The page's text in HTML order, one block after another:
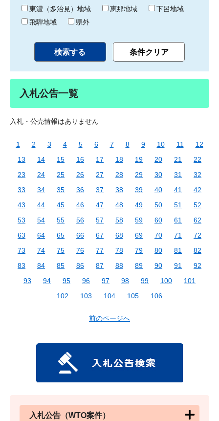
東濃（多治見）地域
恵那地域
下呂地域
飛騨地域
県外
入札公告一覧
入札・公売情報はありません
1 2 3 4 5 6 7 8 9 10 11
12
13
14 15 16 17 18 19 20 21
22
23
24 25 26 27 28 29 30 31
32
33
34 35 36 37 38 39 40 41
42
43
44 45 46 47 48 49 50 51
52
53
54 55 56 57 58 59 60 61
62
63
64 65 66 67 68 69 70 71
72
73
74 75 76 77 78 79 80 81
82
83
84 85 86 87 88 89 90 91
92
93
94 95 96 97 98 99 100
101
102
103 104 105 106
前のページへ
入札公告（WTO案件）